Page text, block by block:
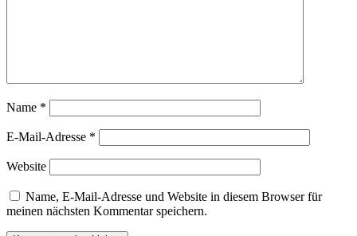
Name *
E-Mail-Adresse *
Website
Name, E-Mail-Adresse und Website in diesem Browser für
meinen nächsten Kommentar speichern.